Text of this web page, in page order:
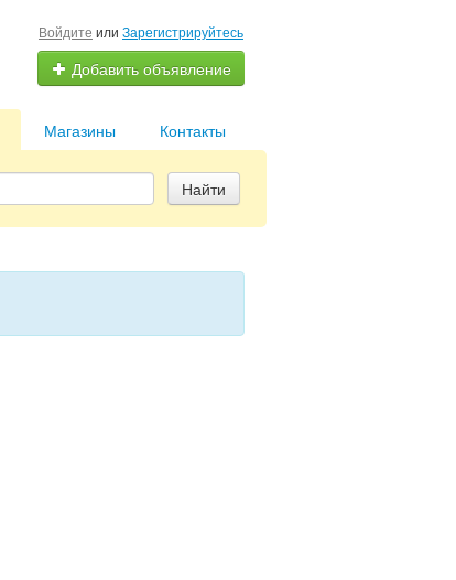
Войдите или Зарегистрируйтесь
Добавить объявление
Контакты
Магазины
Найти